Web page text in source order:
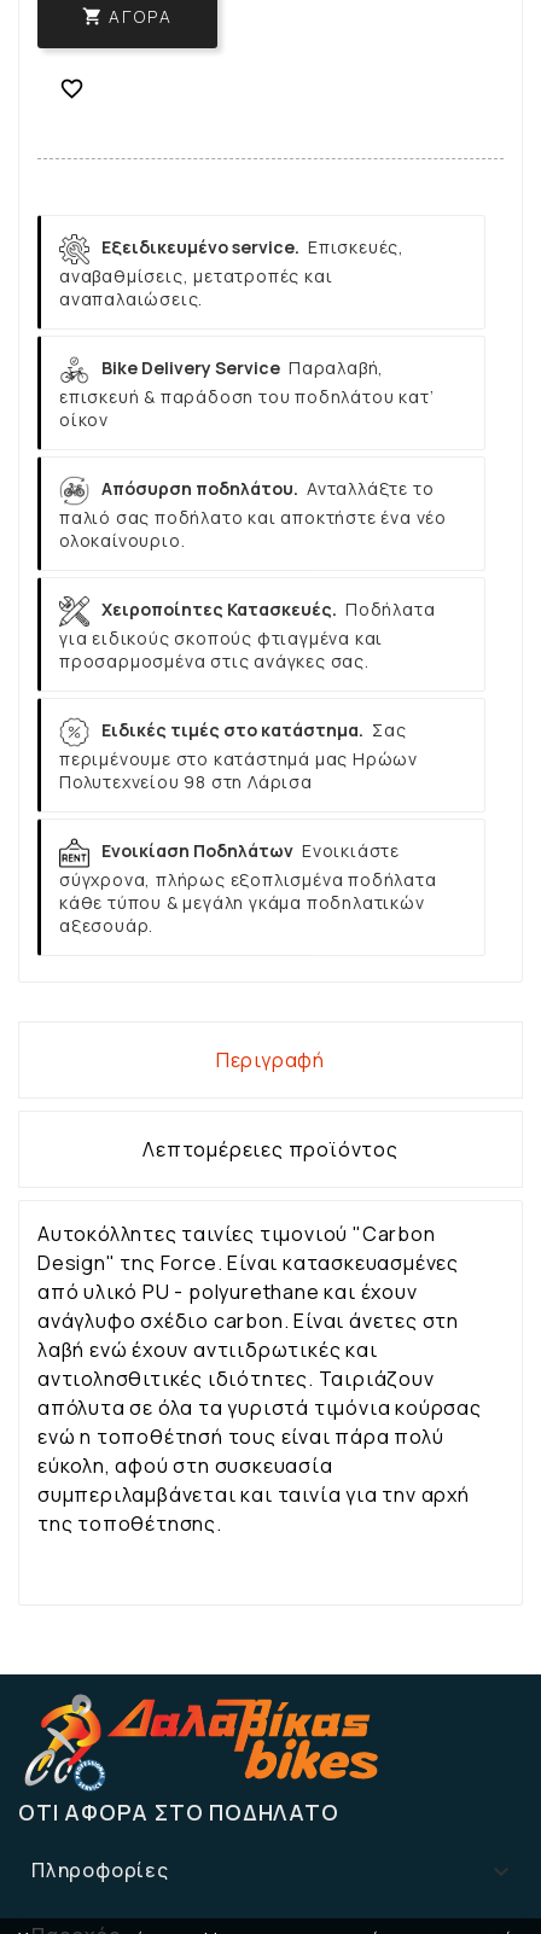
 ΑΓΟΡΆ

Εξειδικευμένο service. Επισκευές,
αναβαθμίσεις, μετατροπές και
αναπαλαιώσεις.
Bike Delivery Service Παραλαβή,
επισκευή & παράδοση του ποδηλάτου κατ’
οίκον
Απόσυρση ποδηλάτου. Ανταλλάξτε το
παλιό σας ποδήλατο και αποκτήστε ένα νέο
ολοκαίνουριο.
Χειροποίητες Κατασκευές. Ποδήλατα
για ειδικούς σκοπούς φτιαγμένα και
προσαρμοσμένα στις ανάγκες σας.
Ειδικές τιμές στο κατάστημα. Σας
περιμένουμε στο κατάστημά μας Ηρώων
Πολυτεχνείου 98 στη Λάρισα
Ενοικίαση Ποδηλάτων Ενοικιάστε
σύγχρονα, πλήρως εξοπλισμένα ποδήλατα
κάθε τύπου & μεγάλη γκάμα ποδηλατικών
αξεσουάρ.
Περιγραφή
Λεπτομέρειες προϊόντος
Αυτοκόλλητες ταινίες τιμονιού "Carbon
Design" της Force. Είναι κατασκευασμένες
από υλικό PU - polyurethane και έχουν
ανάγλυφο σχέδιο carbon. Είναι άνετες στη
λαβή ενώ έχουν αντιιδρωτικές και
αντιολησθιτικές ιδιότητες. Ταιριάζουν
απόλυτα σε όλα τα γυριστά τιμόνια κούρσας
ενώ η τοποθέτησή τους είναι πάρα πολύ
εύκολη, αφού στη συσκευασία
συμπεριλαμβάνεται και ταινία για την αρχή
της τοποθέτησης.
ΌΤΙ ΑΦΟΡΆ ΣΤΟ ΠΟΔΉΛΑΤΟ
Πληροφορίες 